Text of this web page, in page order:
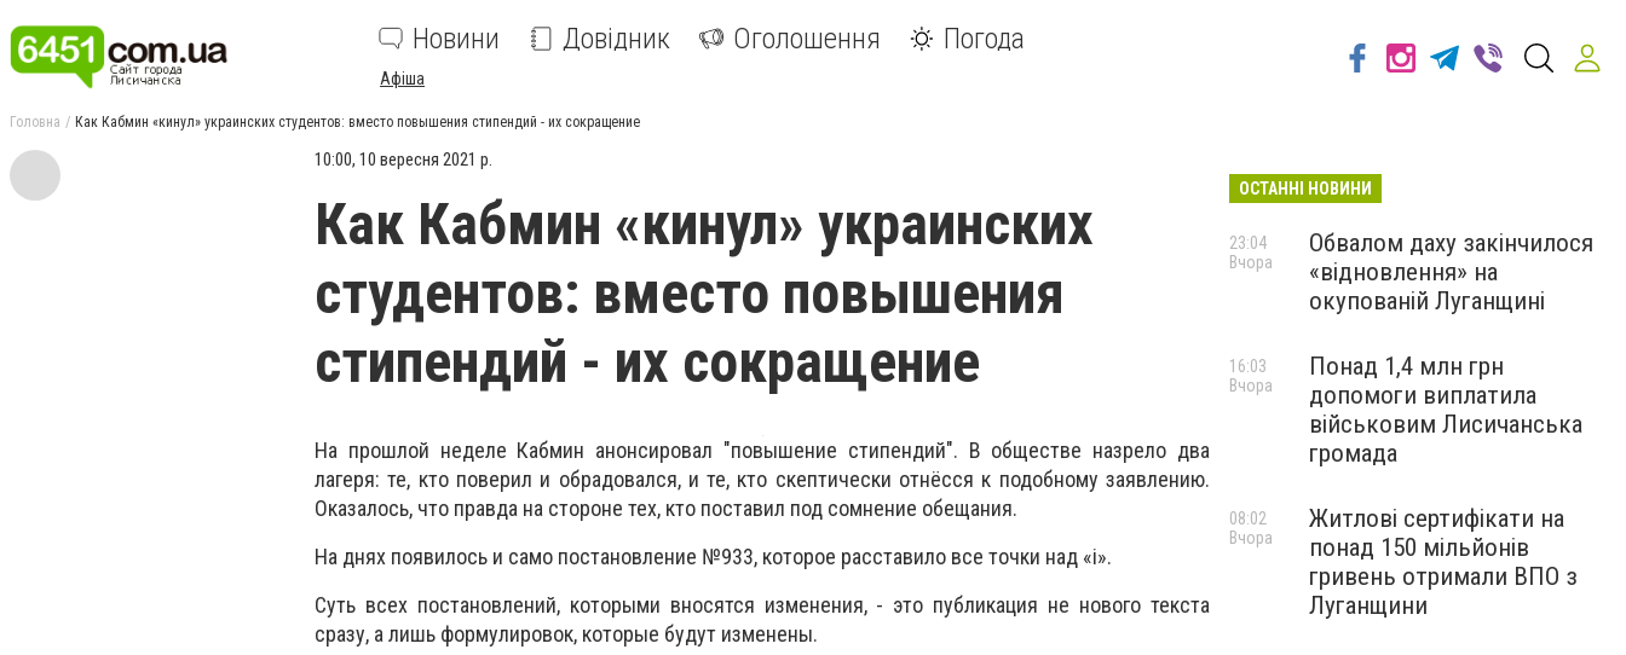
Новини Довідник Оголошення Погода
Афіша
Головна Как Кабмин «кинул» украинских студентов: вместо повышения стипендий - их сокращение
10:00, 10 вересня 2021 р.
Как Кабмин «кинул» украинских
студентов: вместо повышения
стипендий - их сокращение
На прошлой неделе Кабмин анонсировал "повышение стипендий". В обществе назрело два
лагеря: те, кто поверил и обрадовался, и те, кто скептически отнёсся к подобному заявлению.
Оказалось, что правда на стороне тех, кто поставил под сомнение обещания.
На днях появилось и само постановление №933, которое расставило все точки над «і».
Суть всех постановлений, которыми вносятся изменения, - это публикация не нового текста
сразу, а лишь формулировок, которые будут изменены.
ОСТАННІ НОВИНИ
Обвалом даху закінчилося
«відновлення» на
окупованій Луганщині
23:04
Вчора
Понад 1,4 млн грн
допомоги виплатила
військовим Лисичанська
громада
16:03
Вчора
Житлові сертифікати на
понад 150 мільйонів
гривень отримали ВПО з
Луганщини
08:02
Вчора